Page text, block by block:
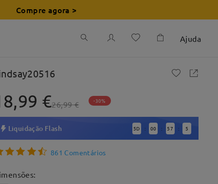
Compre agora >
Ajuda
€26,99 € -30%
Liquidação Flash 5D : 00 : 57 : 3
861 Comentários